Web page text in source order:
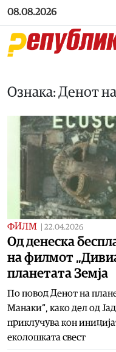
Skip to main content
08.08.2026
Ознака: Денот
ФИЛМ 22.04.2026
Од денеска
на филмот
планетата Земја
По повод Денот на
Манаки“, како дел од
приклучува кон
еколошката свест